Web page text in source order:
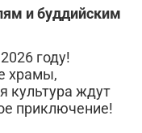
и буддийским
году!
храмы,
культура ждут
приключение!